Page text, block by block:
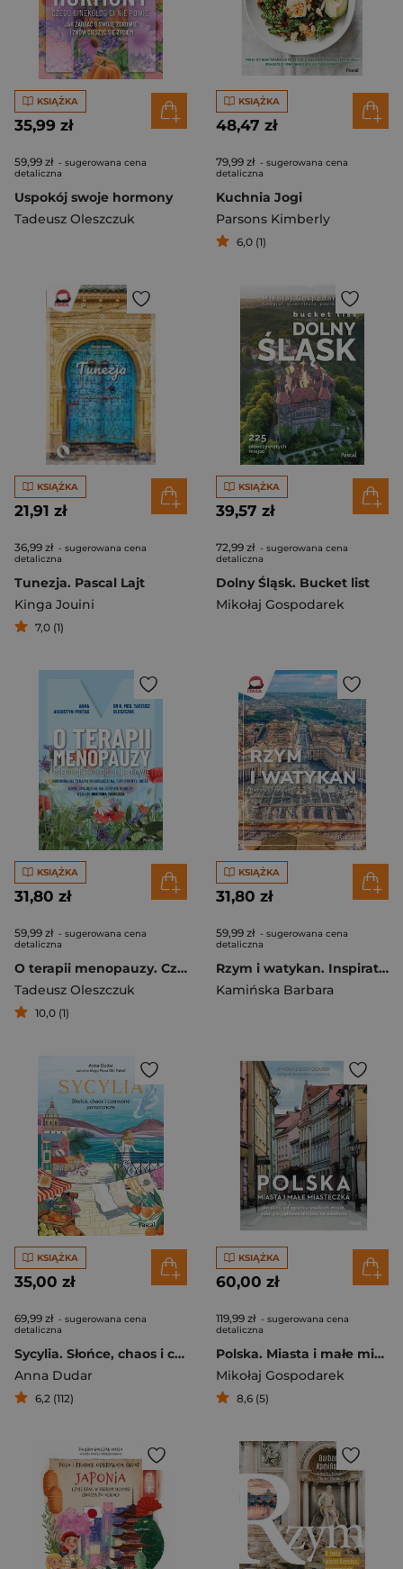
KSIĄŻKA
35,99 zł
59,99 zł - sugerowana cena
detaliczna
Uspokój swoje hormony
Tadeusz Oleszczuk
KSIĄŻKA
48,47 zł
79,99 zł - sugerowana cena
detaliczna
Kuchnia Jogi
Parsons Kimberly
6,0 (1)
KSIĄŻKA
21,91 zł
36,99 zł - sugerowana cena
detaliczna
Tunezja. Pascal Lajt
Kinga Jouini
7,0 (1)
KSIĄŻKA
39,57 zł
72,99 zł - sugerowana cena
detaliczna
Dolny Śląsk. Bucket list
Mikołaj Gospodarek
KSIĄŻKA
31,80 zł
59,99 zł - sugerowana cena
detaliczna
O terapii menopauzy. Czego ginekolog ci nie powie
Tadeusz Oleszczuk
10,0 (1)
KSIĄŻKA
31,80 zł
59,99 zł - sugerowana cena
detaliczna
Rzym i watykan. Inspirator podróżniczy
Kamińska Barbara
KSIĄŻKA
35,00 zł
69,99 zł - sugerowana cena
detaliczna
Sycylia. Słońce, chaos i czerwone pomarańcze
Anna Dudar
6,2 (112)
KSIĄŻKA
60,00 zł
119,99 zł - sugerowana cena
detaliczna
Polska. Miasta i małe miasteczka
Mikołaj Gospodarek
8,6 (5)